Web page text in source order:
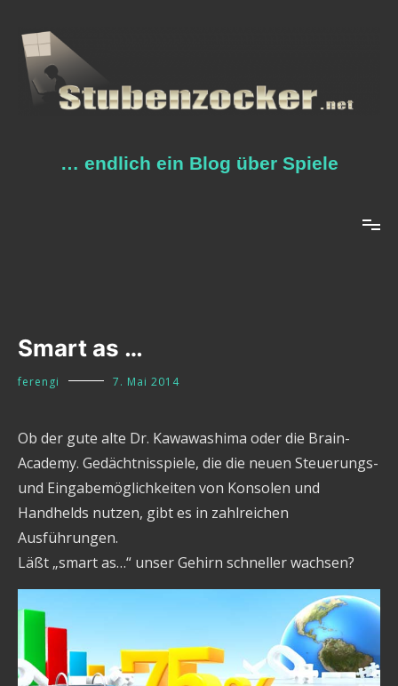
Inhalt
springen
… endlich ein Blog über Spiele
Smart as …
ferengi 7. Mai 2014
Ob der gute alte Dr. Kawawashima oder die Brain-
Academy. Gedächtnisspiele, die die neuen Steuerungs-
und Eingabemöglichkeiten von Konsolen und
Handhelds nutzen, gibt es in zahlreichen
Ausführungen.
Läßt „smart as…“ unser Gehirn schneller wachsen?